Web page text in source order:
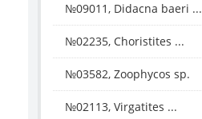
№09011, Didacna baeri ...
№02235, Choristites ...
№03582, Zoophycos sp.
№02113, Virgatites ...